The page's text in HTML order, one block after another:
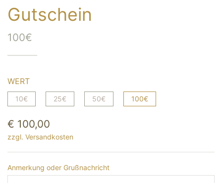
Gutschein
100€
WERT
10€ 25€ 50€ 100€
€ 100,00
zzgl. Versandkosten
Anmerkung oder Grußnachricht